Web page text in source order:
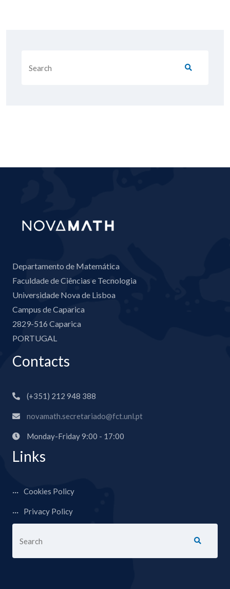
Departamento de Matemática
Faculdade de Ciências e Tecnologia
Universidade Nova de Lisboa
Campus de Caparica
2829-516 Caparica
PORTUGAL
Contacts
(+351) 212 948 388
novamath.secretariado@fct.unl.pt
Monday-Friday 9:00 - 17:00
Links
Cookies Policy
Privacy Policy